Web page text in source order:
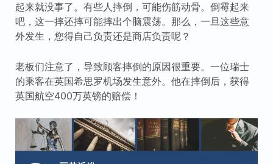
起来就没事了。有些人摔倒，可能伤筋动骨。倒霉起来
吧，这一摔还摔可能摔出个脑震荡。那么，一旦这些意
外发生，您得自己负责还是商店负责呢？
老板们注意了，导致顾客摔倒的原因很重要。一位瑞士
的乘客在英国希思罗机场发生意外。他在摔倒后，获得
英国航空400万英镑的赔偿！